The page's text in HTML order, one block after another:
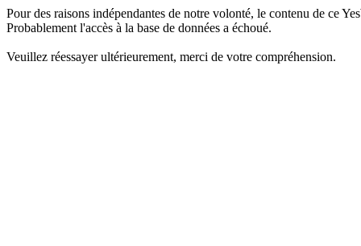
Pour des raisons indépendantes de notre volonté, le contenu de ce
Probablement l'accès à la base de données a échoué.
Veuillez réessayer ultérieurement, merci de votre compréhension.